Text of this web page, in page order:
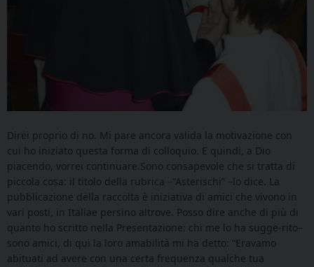
Direi proprio di no. Mi pare ancora valida la motivazione con
cui ho iniziato questa forma di colloquio. E quindi, a Dio
piacendo, vorrei continuare.Sono consapevole che si tratta di
piccola cosa: il titolo della rubrica –“Asterischi” –lo dice. La
pubblicazione della raccolta è iniziativa di amici che vivono in
vari posti, in Italiae persino altrove. Posso dire anche di più di
quanto ho scritto nella Presentazione: chi me lo ha sugge-rito–
sono amici, di qui la loro amabilità mi ha detto: “Eravamo
abituati ad avere con una certa frequenza qualche tua